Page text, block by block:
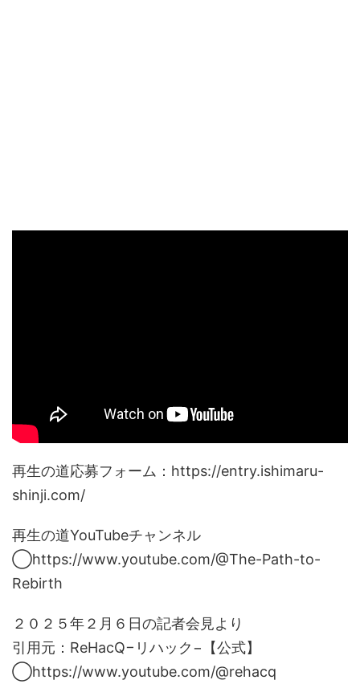
再生の道応募フォーム：https://entry.ishimaru-
shinji.com/
再生の道YouTubeチャンネル
◯https://www.youtube.com/@The-Path-to-
Rebirth
２０２５年２月６日の記者会見より
引用元：ReHacQ−リハック−【公式】
◯https://www.youtube.com/@rehacq